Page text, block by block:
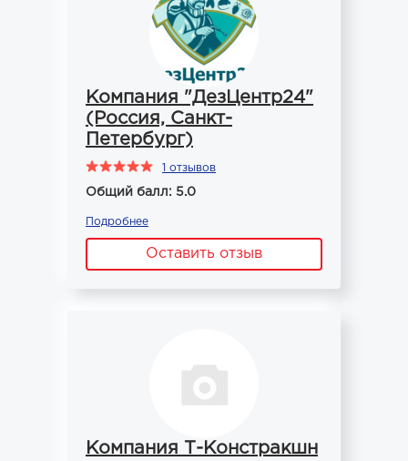
Компания "ДезЦентр24"
(Россия, Санкт-
Петербург)
1 отзывов
Общий балл: 5.0
Подробнее
Оставить отзыв
Компания Т-Констракшн